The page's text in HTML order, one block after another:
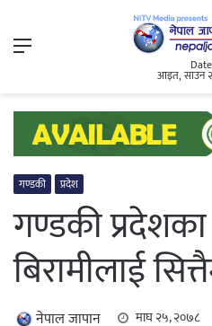
Menu
Date
आइत, साउन
गण्डकी प्रदेश
गण्डकी
बिरामीलाई
नेपाल जापान माघ २५, २०७८